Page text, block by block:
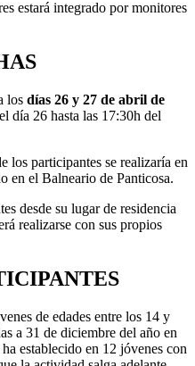
estará integrado por monitores
los días 26 y 27 de abril de
día 26 hasta las 17:30h del
los participantes se realizaría en
en el Balneario de Panticosa.
desde su lugar de residencia
realizarse con sus propios
de edades entre los 14 y
a 31 de diciembre del año en
establecido en 12 jóvenes con